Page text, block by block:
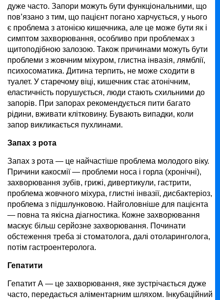
дуже часто. Запори можуть бути функціональними, що
пов’язано з тим, що пацієнт погано харчується, у нього
є проблема з атонією кишечника, але це може бути як і
симптом захворювання, особливо при проблемах з
щитоподібною залозою. Також причинами можуть бути
проблеми з жовчним міхуром, глистна інвазія, лямблії,
психосоматика. Дитина терпить, не може сходити в
туалет. У старечому віці, кишечник стає атонічним,
еластичність порушується, люди стають схильними до
запорів. При запорах рекомендується пити багато
рідини, вживати клітковину. Бувають випадки, коли
запор викликається пухлинами.
Запах з рота
Запах з рота — це найчастіше проблема молодого віку.
Причини какосмії — проблеми носа і горла (хронічні),
захворювання зубів, грижі, дивертикули, гастрити,
проблема жовчного міхура, глистні інвазії, дисбактеріоз,
проблема з підшлунковою. Найголовніше для пацієнта
— повна та якісна діагностика. Кожне захворювання
маскує більш серйозне захворювання. Починати
обстеження треба зі стоматолога, далі отоларинголога,
потім гастроентеролога.
Гепатити
Гепатит А — це захворювання, яке зустрічається дуже
часто, передається аліментарним шляхом. Інкубаційний